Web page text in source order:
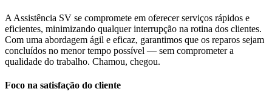
A Assistência SV se compromete em oferecer serviços rápidos e
eficientes, minimizando qualquer interrupção na rotina dos clientes.
Com uma abordagem ágil e eficaz, garantimos que os reparos sejam
concluídos no menor tempo possível — sem comprometer a
qualidade do trabalho. Chamou, chegou.
Foco na satisfação do cliente